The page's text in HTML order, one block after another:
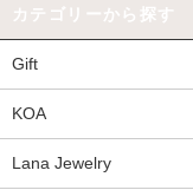
カテゴリーから探す
Gift
KOA
Lana Jewelry